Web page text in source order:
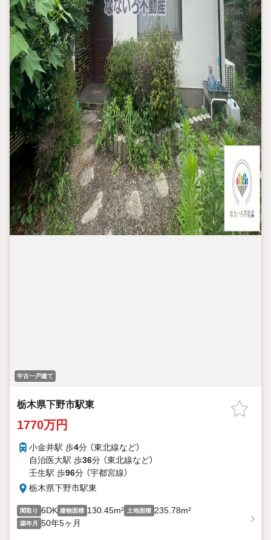
中古一戸建て
栃木県下野市駅東
1770万円
小金井駅 歩4分 （東北線など）
自治医大駅 歩36分 （東北線など）
壬生駅 歩96分 （宇都宮線）
栃木県下野市駅東
間取り 6DK 建物面積 130.45m² 土地面積 235.78m²
築年月 50年5ヶ月